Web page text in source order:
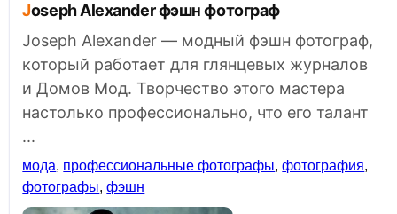
Joseph Alexander фэшн фотограф
Joseph Alexander — модный фэшн фотограф,
который работает для глянцевых журналов
и Домов Мод. Творчество этого мастера
настолько профессионально, что его талант
...
мода, профессиональные фотографы,фотография,
фотографы,фэшн